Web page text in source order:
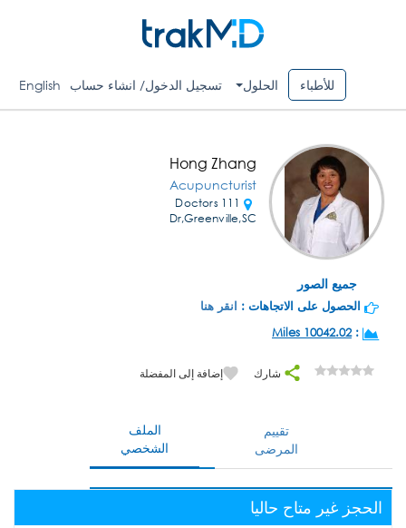
للأطباء الحلول تسجيل الدخول/ انشاء حساب English
جميع الصور
Hong Zhang
Acupuncturist
111 Doctors
Dr,Greenville,SC
الحصول على الاتجاهات : انقر هنا
:
10042.02 Miles
شارك إضافة إلى المفضلة
الملف
الشخصي
تقييم
المرضى
الحجز غير متاح حاليا